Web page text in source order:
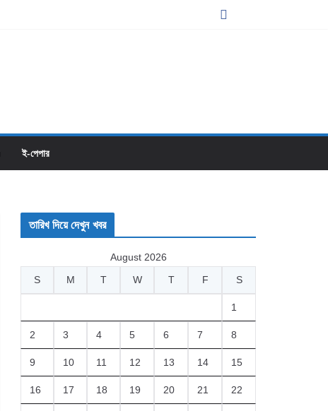
ই-পেপার
তারিখ দিয়ে দেখুন খবর
August 2026
S
M T W T F S
1
2 3 4 5 6 7 8
9 10 11 12 13 14 15
16 17 18 19 20 21 22